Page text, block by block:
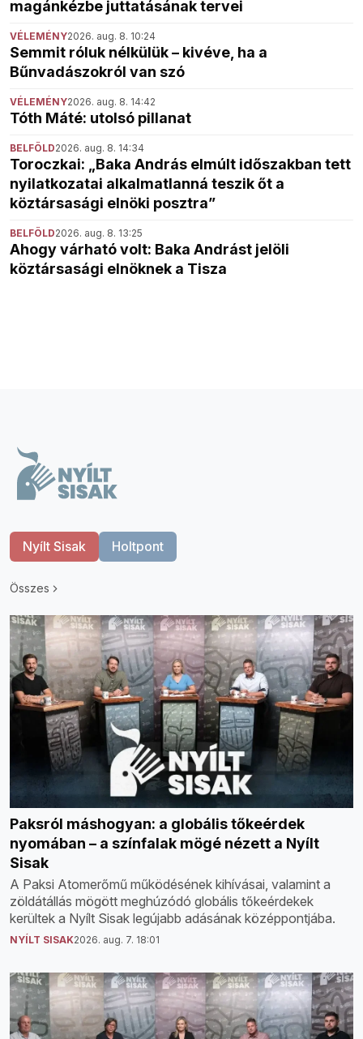
magánkézbe juttatásának tervei
VÉLEMÉNY2026. aug. 8. 10:24
Semmit róluk nélkülük – kivéve, ha a
Bűnvadászokról van szó
VÉLEMÉNY2026. aug. 8. 14:42
Tóth Máté: utolsó pillanat
BELFÖLD2026. aug. 8. 14:34
Toroczkai: „Baka András elmúlt időszakban tett
nyilatkozatai alkalmatlanná teszik őt a
köztársasági elnöki posztra”
BELFÖLD2026. aug. 8. 13:25
Ahogy várható volt: Baka Andrást jelöli
köztársasági elnöknek a Tisza
Nyílt Sisak Holtpont
Összes
Paksról máshogyan: a globális tőkeérdek
nyomában – a színfalak mögé nézett a Nyílt
Sisak
A Paksi Atomerőmű működésének kihívásai, valamint a
zöldátállás mögött meghúzódó globális tőkeérdekek
kerültek a Nyílt Sisak legújabb adásának középpontjába.
NYÍLT SISAK2026. aug. 7. 18:01